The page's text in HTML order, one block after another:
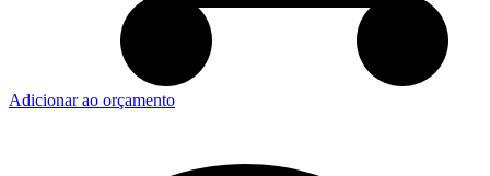
Adicionar ao orçamento